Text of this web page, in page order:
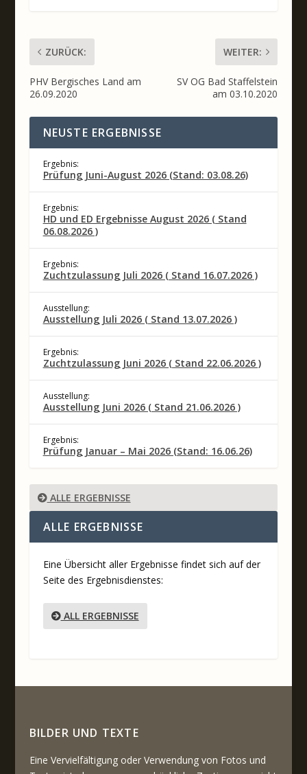
ZURÜCK:
PHV Bergisches Land am
26.09.2020
WEITER:
SV OG Bad Staffelstein
am 03.10.2020
NEUSTE ERGEBNISSE
Ergebnis:
Prüfung Juni-August 2026 (Stand: 03.08.26)
Ergebnis:
HD und ED Ergebnisse August 2026 ( Stand
06.08.2026 )
Ergebnis:
Zuchtzulassung Juli 2026 ( Stand 16.07.2026 )
Ausstellung:
Ausstellung Juli 2026 ( Stand 13.07.2026 )
Ergebnis:
Zuchtzulassung Juni 2026 ( Stand 22.06.2026 )
Ausstellung:
Ausstellung Juni 2026 ( Stand 21.06.2026 )
Ergebnis:
Prüfung Januar – Mai 2026 (Stand: 16.06.26)
ALLE ERGEBNISSE
ALLE ERGEBNISSE
Eine Übersicht aller Ergebnisse findet sich auf der
Seite des Ergebnisdienstes:
ALL ERGEBNISSE
BILDER UND TEXTE
Eine Vervielfältigung oder Verwendung von Fotos und